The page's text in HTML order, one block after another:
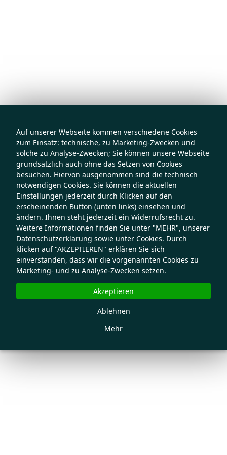
Auf unserer Webseite kommen verschiedene Cookies
zum Einsatz: technische, zu Marketing-Zwecken und
solche zu Analyse-Zwecken; Sie können unsere Webseite
grundsätzlich auch ohne das Setzen von Cookies
besuchen. Hiervon ausgenommen sind die technisch
notwendigen Cookies. Sie können die aktuellen
Einstellungen jederzeit durch Klicken auf den
erscheinenden Button (unten links) einsehen und
ändern. Ihnen steht jederzeit ein Widerrufsrecht zu.
Weitere Informationen finden Sie unter "MEHR", unserer
Datenschutzerklärung sowie unter Cookies. Durch
klicken auf "AKZEPTIEREN" erklären Sie sich
einverstanden, dass wir die vorgenannten Cookies zu
Marketing- und zu Analyse-Zwecken setzen.
Mehr
Ablehnen
Akzeptieren